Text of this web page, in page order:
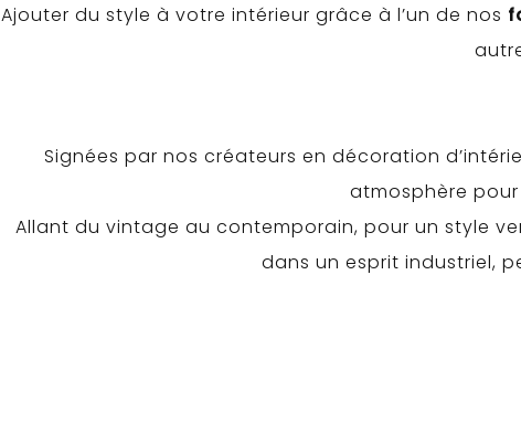
Ajouter du style à votre intérieur grâce à l’un de nos
Signées par nos créateurs en décoration
atmosphère
Allant du vintage au contemporain, pour un style
dans un esprit industriel,